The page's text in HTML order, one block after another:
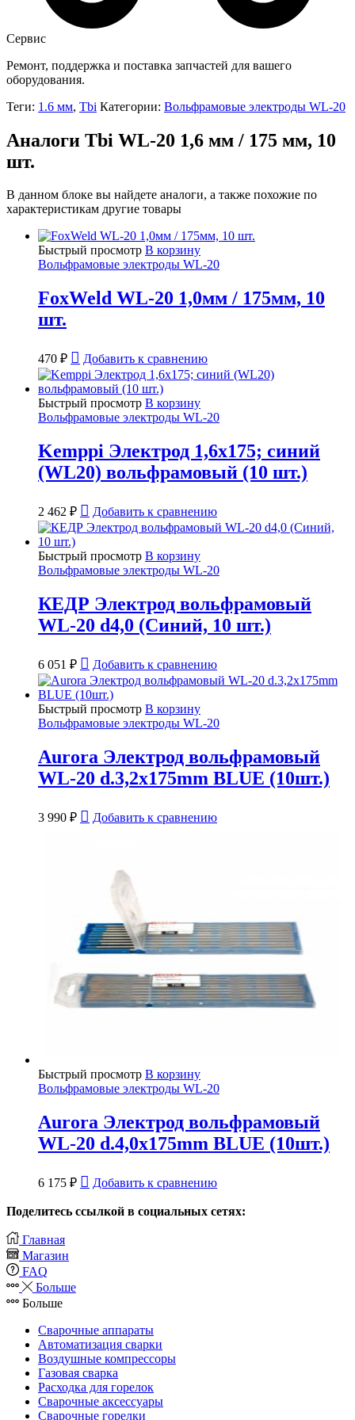
Сервис
Ремонт, поддержка и поставка запчастей для вашего
оборудования.
Теги: 1.6 мм, Tbi Категории: Вольфрамовые электроды WL-20
Аналоги Tbi WL-20 1,6 мм / 175 мм, 10
шт.
В данном блоке вы найдете аналоги, а также похожие по
характеристикам другие товары
Быстрый просмотр В корзину
Вольфрамовые электроды WL-20
FoxWeld WL-20 1,0мм / 175мм, 10
шт.
470 ₽ Добавить к сравнению
Быстрый просмотр В корзину
Вольфрамовые электроды WL-20
Kemppi Электрод 1,6х175; синий
(WL20) вольфрамовый (10 шт.)
2 462 ₽ Добавить к сравнению
Быстрый просмотр В корзину
Вольфрамовые электроды WL-20
КЕДР Электрод вольфрамовый
WL-20 d4,0 (Синий, 10 шт.)
6 051 ₽ Добавить к сравнению
Быстрый просмотр В корзину
Вольфрамовые электроды WL-20
Aurora Электрод вольфрамовый
WL-20 d.3,2x175mm BLUE (10шт.)
3 990 ₽ Добавить к сравнению
Быстрый просмотр В корзину
Вольфрамовые электроды WL-20
Aurora Электрод вольфрамовый
WL-20 d.4,0x175mm BLUE (10шт.)
6 175 ₽ Добавить к сравнению
Поделитесь ссылкой в социальных сетях:
Главная
Магазин
FAQ
Больше
Больше
Сварочные аппараты
Автоматизация сварки
Воздушные компрессоры
Газовая сварка
Расходка для горелок
Сварочные аксессуары
Сварочные горелки